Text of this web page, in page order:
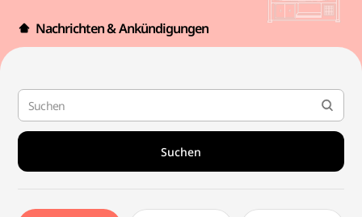
Nachrichten & Ankündigungen
Suchen